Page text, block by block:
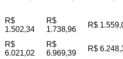
R$
1.502,34
R$
1.738,96
R$
R$
6.021,02
R$
6.969,39
R$